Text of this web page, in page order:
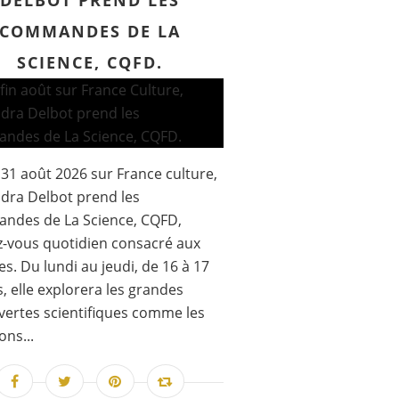
COMMANDES DE LA
SCIENCE, CQFD.
août 2026 sur France culture,
Delbot prend les
de La Science, CQFD,
vous quotidien consacré aux
Du lundi au jeudi, de 16 à 17
elle explorera les grandes
scientifiques comme les